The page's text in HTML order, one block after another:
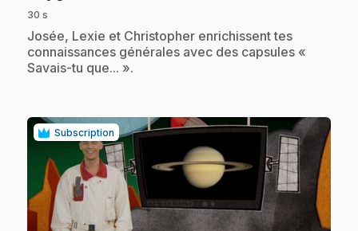
30 s
.Josée, Lexie et Christopher enrichissent tes
connaissances générales avec des capsules «
Savais-tu que... ».
Subscription